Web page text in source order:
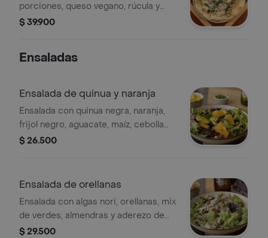
porciones, queso vegano, rúcula y
orellanas.
$ 39.900
Ensaladas
Ensalada de quinua y naranja
Ensalada con quinua negra, naranja,
frijol negro, aguacate, maíz, cebolla
roja, mix de verdes y aderezo de
$ 26.500
Ensalada de orellanas
Ensalada con algas nori, orellanas, mix
de verdes, almendras y aderezo de
crema de pimienta y zumo de limón
$ 29.500